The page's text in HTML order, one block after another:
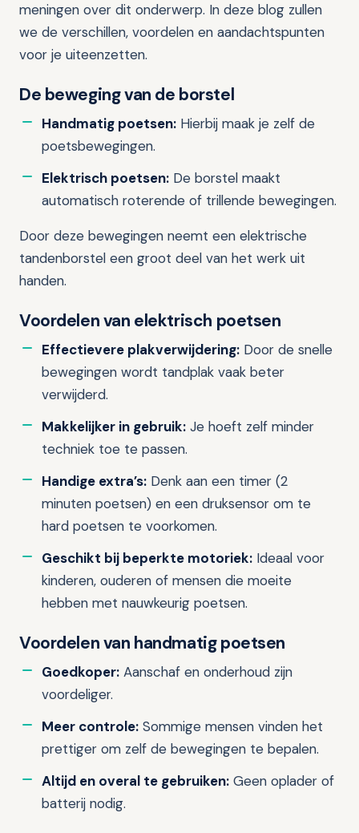
meningen over dit onderwerp. In deze blog zullen
we de verschillen, voordelen en aandachtspunten
voor je uiteenzetten.
De beweging van de borstel
Handmatig poetsen: Hierbij maak je zelf de
poetsbewegingen.
Elektrisch poetsen: De borstel maakt
automatisch roterende of trillende bewegingen.
Door deze bewegingen neemt een elektrische
tandenborstel een groot deel van het werk uit
handen.
Voordelen van elektrisch poetsen
Effectievere plakverwijdering: Door de snelle
bewegingen wordt tandplak vaak beter
verwijderd.
Makkelijker in gebruik: Je hoeft zelf minder
techniek toe te passen.
Handige extra’s: Denk aan een timer (2
minuten poetsen) en een druksensor om te
hard poetsen te voorkomen.
Geschikt bij beperkte motoriek: Ideaal voor
kinderen, ouderen of mensen die moeite
hebben met nauwkeurig poetsen.
Voordelen van handmatig poetsen
Goedkoper: Aanschaf en onderhoud zijn
voordeliger.
Meer controle: Sommige mensen vinden het
prettiger om zelf de bewegingen te bepalen.
Altijd en overal te gebruiken: Geen oplader of
batterij nodig.